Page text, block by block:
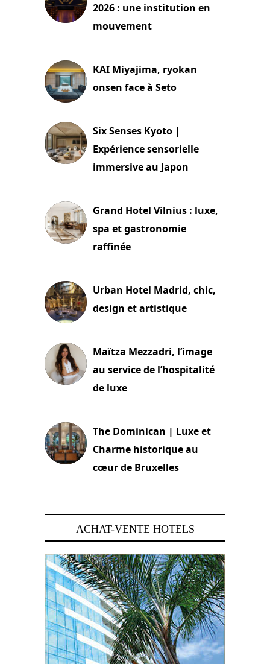
2026 : une institution en
mouvement
KAI Miyajima, ryokan
onsen face à Seto
Six Senses Kyoto |
Expérience sensorielle
immersive au Japon
Grand Hotel Vilnius : luxe,
spa et gastronomie
raffinée
Urban Hotel Madrid, chic,
design et artistique
Maïtza Mezzadri, l’image
au service de l’hospitalité
de luxe
The Dominican | Luxe et
Charme historique au
cœur de Bruxelles
ACHAT-VENTE HOTELS